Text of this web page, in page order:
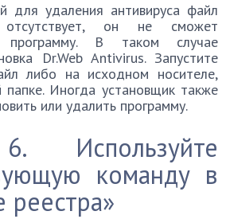
для удаления антивируса файл
он не сможет
программу. В таком случае
Dr.Web Antivirus. Запустите
либо на исходном носителе,
папке. Иногда установщик также
или удалить программу.
Используйте
команду в
реестра»